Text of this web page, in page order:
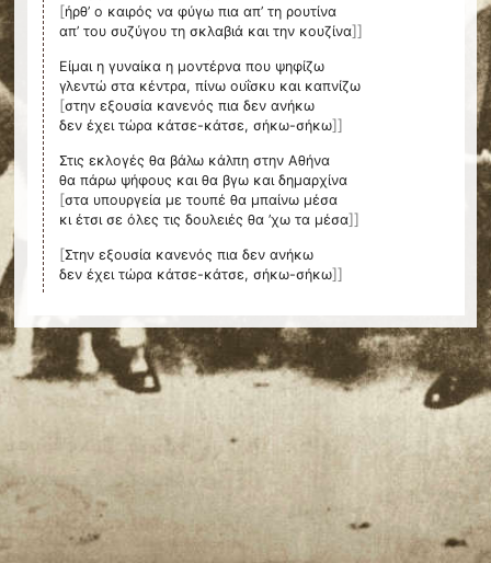
[ήρθ’ ο καιρός να φύγω πια απ’ τη ρουτίνα
απ’ του συζύγου τη σκλαβιά και την κουζίνα]]
Είμαι η γυναίκα η μοντέρνα που ψηφίζω
γλεντώ στα κέντρα, πίνω ουΐσκυ και καπνίζω
[στην εξουσία κανενός πια δεν ανήκω
δεν έχει τώρα κάτσε-κάτσε, σήκω-σήκω]]
Στις εκλογές θα βάλω κάλπη στην Αθήνα
θα πάρω ψήφους και θα βγω και δημαρχίνα
[στα υπουργεία με τουπέ θα μπαίνω μέσα
κι έτσι σε όλες τις δουλειές θα ’χω τα μέσα]]
[Στην εξουσία κανενός πια δεν ανήκω
δεν έχει τώρα κάτσε-κάτσε, σήκω-σήκω]]